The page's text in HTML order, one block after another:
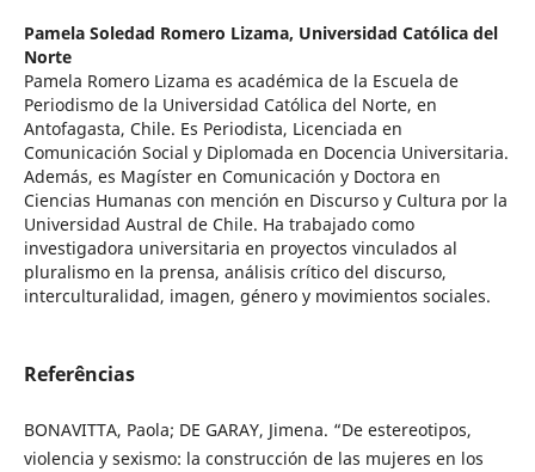
Pamela Soledad Romero Lizama, Universidad Católica del
Norte
Pamela Romero Lizama es académica de la Escuela de
Periodismo de la Universidad Católica del Norte, en
Antofagasta, Chile. Es Periodista, Licenciada en
Comunicación Social y Diplomada en Docencia Universitaria.
Además, es Magíster en Comunicación y Doctora en
Ciencias Humanas con mención en Discurso y Cultura por la
Universidad Austral de Chile. Ha trabajado como
investigadora universitaria en proyectos vinculados al
pluralismo en la prensa, análisis crítico del discurso,
interculturalidad, imagen, género y movimientos sociales.
Referências
BONAVITTA, Paola; DE GARAY, Jimena. “De estereotipos,
violencia y sexismo: la construcción de las mujeres en los